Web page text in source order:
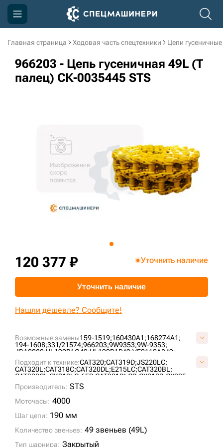
Главная страница Ходовая часть спецтехники Цепи гусеничные
966203 - Цепь гусеничная 49L (Т
палец) СК-0035445 STS
Возможные замены159-1519;160430A1;168274A1;
194-1608;331/21574;966203;9W9353;9W-9353;
JRA0082;UL190B1G49;UL190B1P49;VE0119A849;
YN62D00017F3;
Подходит к технике:CAT320;CAT319D;JS220LC;
CAT320L;CAT318C;CAT320DL;E215LC;CAT320BL;
CAT320CL;SK210LC-6ES;CAT321BLCR;CX210B;CX225;
CX240B LR;
CAT318CL;
SK210LC-6;SY215C;JS260;
CAT320D2L; CLG925;
SY215H;SY225NLC;
Производитель: STS
Моточасы: 4000
Шаг цепи: 190 мм
Количество звеньев: 49 звеньев (49L)
Тип шарнира: Закрытый
120 377 ₽ Уточнить наличие
Уточнить наличие
Нашли дешевле? Сообщите!
Компания
Акции
3D тур по производству
3D тур по складам
sksale@skdst.ru